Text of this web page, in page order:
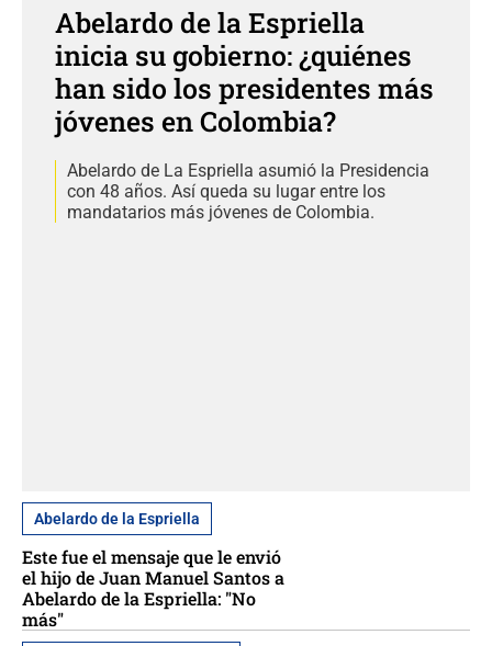
Abelardo de la Espriella
inicia su gobierno: ¿quiénes
han sido los presidentes más
jóvenes en Colombia?
Abelardo de La Espriella asumió la Presidencia
con 48 años. Así queda su lugar entre los
mandatarios más jóvenes de Colombia.
Abelardo de la Espriella
Este fue el mensaje que le envió
el hijo de Juan Manuel Santos a
Abelardo de la Espriella: "No
más"